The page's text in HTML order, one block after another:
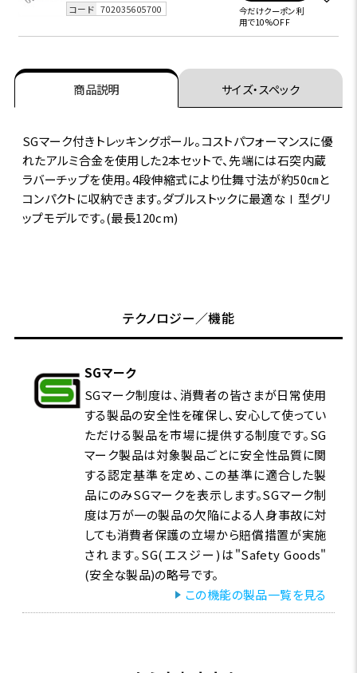
コード 702035605700
今だけクーポン利
用で10%OFF
商品説明 サイズ・スペック
SGマーク付きトレッキングポール。コストパフォーマンスに優
れたアルミ合金を使用した2本セットで、先端には石突内蔵
ラバーチップを使用。4段伸縮式により仕舞寸法が約50㎝と
コンパクトに収納できます。ダブルストックに最適なⅠ型グリ
ップモデルです。(最長120cm)
テクノロジー／機能
SGマーク
SGマーク制度は、消費者の皆さまが日常使用
する製品の安全性を確保し、安心して使ってい
ただける製品を市場に提供する制度です。SG
マーク製品は対象製品ごとに安全性品質に関
する認定基準を定め、この基準に適合した製
品にのみSGマークを表示します。SGマーク制
度は万が一の製品の欠陥による人身事故に対
しても消費者保護の立場から賠償措置が実施
されます。SG(エスジー)は"Safety Goods"
(安全な製品)の略号です。
この機能の製品一覧を見る